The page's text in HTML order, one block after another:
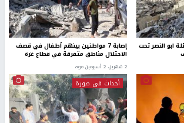
لعائلة ابو النصر تحت إصابة 7 مواطنين بينهم أطفال في قصف
الاحتلال مناطق متفرقة في قطاع غزة
2 شهرين، 2 أسبوعين ago
أحداث في صورة